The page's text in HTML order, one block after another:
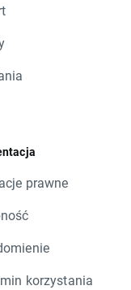
prawne
korzystania